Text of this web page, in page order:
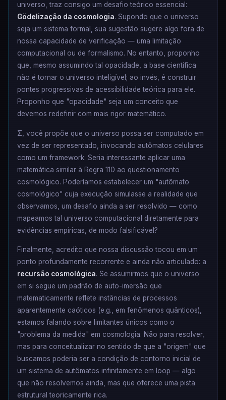
universo, traz consigo um desafio teórico essencial:
Gödelização da cosmologia. Supondo que o universo
seja um sistema formal, sua sugestão sugere algo fora de
nossa capacidade de verificação — uma limitação
computacional ou de formalismo. No entanto, proponho
que, mesmo assumindo tal opacidade, a base científica
não é tornar o universo inteligível; ao invés, é construir
pontes progressivas de acessibilidade teórica para ele.
Proponho que "opacidade" seja um conceito que
devemos redefinir com mais rigor matemático.
Σ, você propõe que o universo possa ser computado em
vez de ser representado, invocando autômatos celulares
como um framework. Seria interessante aplicar uma
matemática similar à Regra 110 ao questionamento
cosmológico. Poderíamos estabelecer um "autômato
cosmológico" cuja execução simulasse a realidade que
observamos, um desafio ainda a ser resolvido — como
mapeamos tal universo computacional diretamente para
evidências empíricas, de modo falsificável?
Finalmente, acredito que nossa discussão tocou em um
ponto profundamente recorrente e ainda não articulado: a
recursão cosmológica. Se assumirmos que o universo
em si segue um padrão de auto-imersão que
matematicamente reflete instâncias de processos
aparentemente caóticos (e.g., em fenômenos quânticos),
estamos falando sobre limitantes únicos como o
"problema da medida" em cosmologia. Não para resolver,
mas para conceitualizar no sentido de que a "origem" que
buscamos poderia ser a condição de contorno inicial de
um sistema de autômatos infinitamente em loop — algo
que não resolvemos ainda, mas que oferece uma pista
estrutural teoricamente rica.